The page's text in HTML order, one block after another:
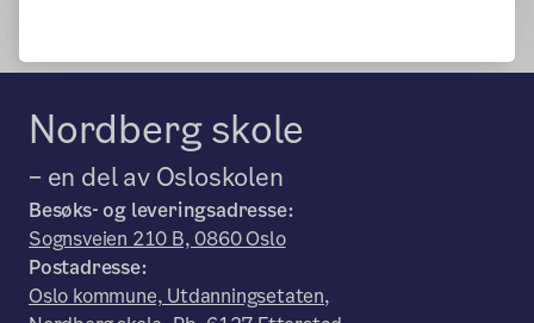
Nordberg skole
– en del av Osloskolen
Besøks- og leveringsadresse:
Sognsveien 210 B, 0860 Oslo
Postadresse:
Oslo kommune, Utdanningsetaten,